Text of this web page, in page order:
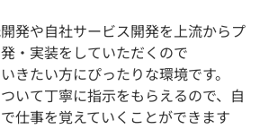
発や自社サービス開発を上流からプ
・実装をしていただくので
きたい方にぴったりな環境です。
いて丁寧に指示をもらえるので、自
仕事を覚えていくことができます